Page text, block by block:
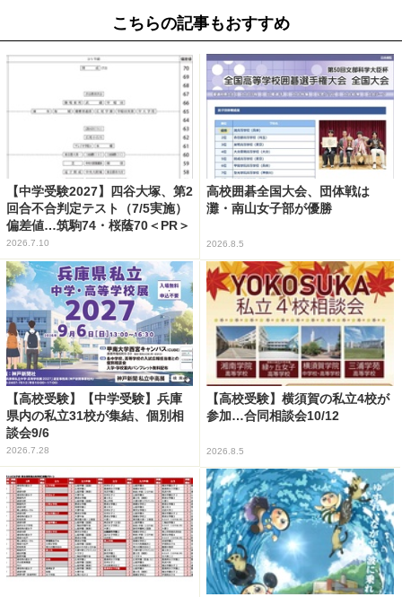
こちらの記事もおすすめ
【中学受験2027】四谷大塚、第2
回合不合判定テスト（7/5実施）
偏差値…筑駒74・桜蔭70＜PR＞
2026.7.10
高校囲碁全国大会、団体戦は
灘・南山女子部が優勝
2026.8.5
【高校受験】【中学受験】兵庫
県内の私立31校が集結、個別相
談会9/6
2026.7.28
【高校受験】横須賀の私立4校が
参加…合同相談会10/12
2026.8.5